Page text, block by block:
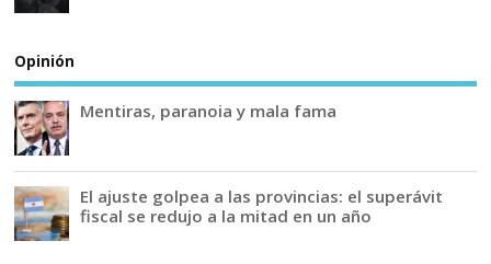
Opinión
Mentiras, paranoia y mala fama
El ajuste golpea a las provincias: el superávit
fiscal se redujo a la mitad en un año